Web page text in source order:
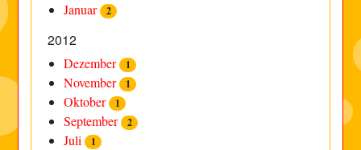
Januar 2
2012
Dezember 1
November 1
Oktober 1
September 2
Juli 1